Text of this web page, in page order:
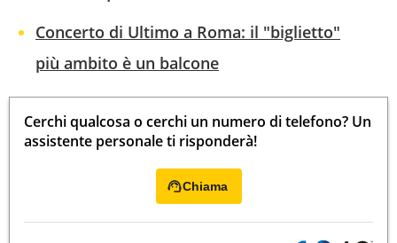
Concerto di Ultimo a Roma: il "biglietto"
più ambito è un balcone
Cerchi qualcosa o cerchi un numero di telefono? Un
assistente personale ti risponderà!
Chiama